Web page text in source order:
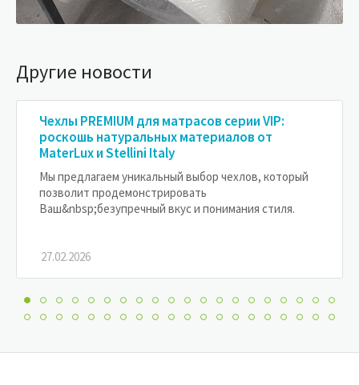
Другие новости
Чехлы PREMIUM для матрасов серии VIP:
роскошь натуральных материалов от
MaterLux и Stellini Italy
Мы предлагаем уникальный выбор чехлов, который
позволит продемонстрировать
Ваш&nbsp;безупречный вкус и понимания стиля.
27.02.2026